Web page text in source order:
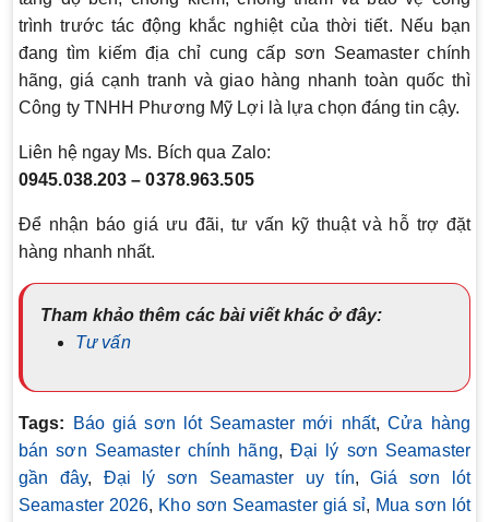
trình trước tác động khắc nghiệt của thời tiết. Nếu bạn
đang tìm kiếm địa chỉ cung cấp sơn Seamaster chính
hãng, giá cạnh tranh và giao hàng nhanh toàn quốc thì
Công ty TNHH Phương Mỹ Lợi là lựa chọn đáng tin cậy.
Liên hệ ngay Ms. Bích qua Zalo:
0945.038.203 – 0378.963.505
Để nhận báo giá ưu đãi, tư vấn kỹ thuật và hỗ trợ đặt
hàng nhanh nhất.
Tham khảo thêm các bài viết khác ở đây:
Tư vấn
Tags: Báo giá sơn lót Seamaster mới nhất,Cửa hàng
bán sơn Seamaster chính hãng, Đại lý sơn Seamaster
gần đây, Đại lý sơn Seamaster uy tín,Giá sơn lót
Seamaster 2026, Kho sơn Seamaster giá sỉ, Mua sơn lót